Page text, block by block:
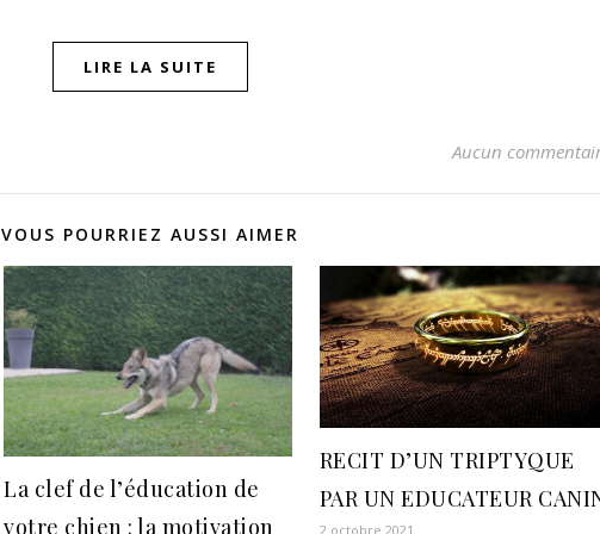
LIRE LA SUITE
Aucun
VOUS POURRIEZ AUSSI AIMER
La clef de l’éducation de
votre chien : la motivation
RECIT D’UN TRIPTYQUE
PAR UN EDUCATEUR
2 octobre 2021